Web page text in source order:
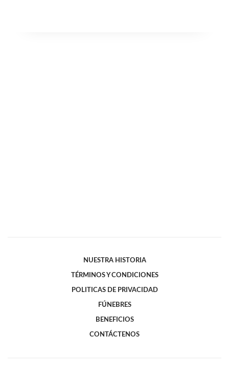
NUESTRA HISTORIA
TÉRMINOS Y CONDICIONES
POLITICAS DE PRIVACIDAD
FÚNEBRES
BENEFICIOS
CONTÁCTENOS